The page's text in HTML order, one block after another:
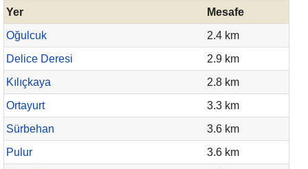
Yer
Mesafe
Oğulcuk
2.4 km
Delice Deresi
2.9 km
Kılıçkaya
2.8 km
Ortayurt
3.3 km
Sürbehan
3.6 km
Pulur
3.6 km